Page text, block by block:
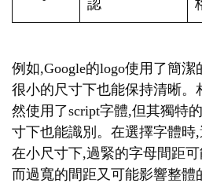
認
例如,Google的logo使用了簡潔
很小的尺寸下也能保持清晰。
然使用了script字體,但其獨特
寸下也能識別。在選擇字體時,
在小尺寸下,過緊的字母間距
而過寬的間距又可能影響整體